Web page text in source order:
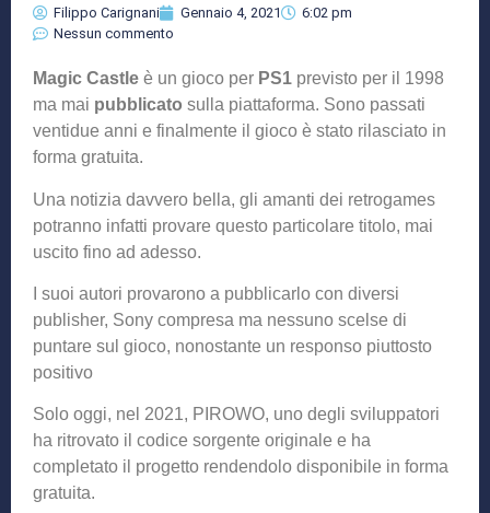
Filippo Carignani Gennaio 4, 2021
6:02 pm
Nessun commento
Magic Castle è un gioco per PS1 previsto per il 1998
ma mai pubblicato sulla piattaforma. Sono passati
ventidue anni e finalmente il gioco è stato rilasciato in
forma gratuita.
Una notizia davvero bella, gli amanti dei retrogames
potranno infatti provare questo particolare titolo, mai
uscito fino ad adesso.
I suoi autori provarono a pubblicarlo con diversi
publisher, Sony compresa ma nessuno scelse di
puntare sul gioco, nonostante un responso piuttosto
positivo
Solo oggi, nel 2021, PIROWO, uno degli sviluppatori
ha ritrovato il codice sorgente originale e ha
completato il progetto rendendolo disponibile in forma
gratuita.